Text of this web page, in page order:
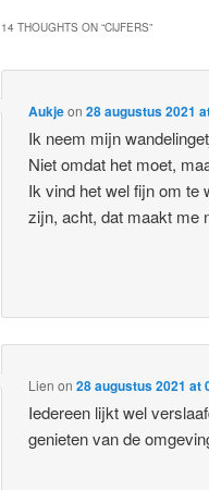
14 THOUGHTS ON “CIJFERS”
Aukjeon28 augustus 2021
Ik neem mijn
Niet omdat het moet,
Ik vind het wel fijn om te
zijn, acht, dat maakt me
Lien on28 augustus 2021 at
Iedereen lijkt wel
genieten van de